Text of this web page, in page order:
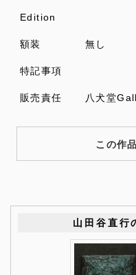
Edition
額装 無し
特記事項
販売責任 八犬堂
この作
山田谷直行